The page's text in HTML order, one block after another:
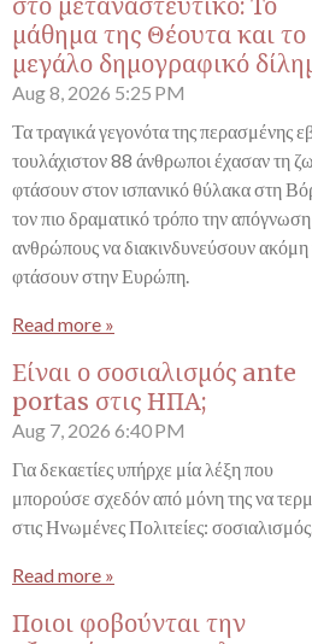
στο μεταναστευτικό: Το
μάθημα της Θέουτα και το
μεγάλο δημογραφικό
Aug 8, 2026 5:25 PM
Τα τραγικά γεγονότα της περασμένης
τουλάχιστον 88 άνθρωποι έχασαν τη
φτάσουν στον ισπανικό θύλακα στη
τον πιο δραματικό τρόπο την
ανθρώπους να διακινδυνεύσουν ακόμη
φτάσουν στην Ευρώπη.
Read more »
Είναι ο σοσιαλισμός ante
portas στις ΗΠΑ;
Aug 7, 2026 6:40 PM
Για δεκαετίες υπήρχε μία λέξη που
μπορούσε σχεδόν από μόνη της να
στις Ηνωμένες Πολιτείες:
Read more »
Ποιοι φοβούνται την